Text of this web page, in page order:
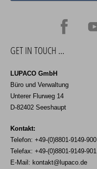
GET IN TOUCH …
LUPACO GmbH
Büro und Verwaltung
Unterer Flurweg 14
D-82402 Seeshaupt
Kontakt:
Telefon: +49-(0)8801-9149-900
Telefax: +49-(0)8801-9149-901
E-Mail: kontakt@lupaco.de